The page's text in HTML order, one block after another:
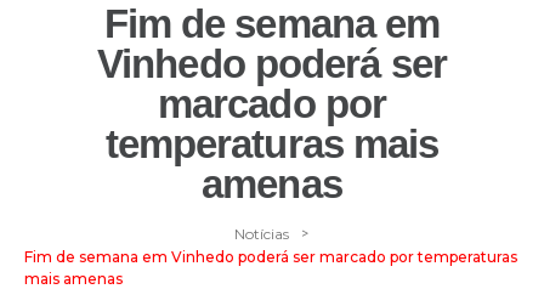
Fim de semana em
Vinhedo poderá ser
marcado por
temperaturas mais
amenas
Notícias >
Fim de semana em Vinhedo poderá ser marcado por temperaturas
mais amenas